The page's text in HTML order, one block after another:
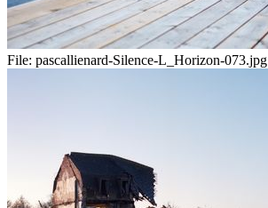
File: pascallienard-Silence-L_Horizon-073.jpg